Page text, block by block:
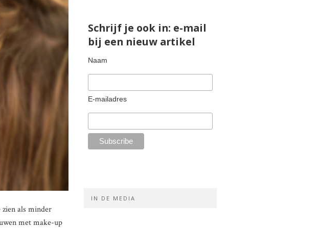
als minder
met make-up
Schrijf je ook in: e-mail
bij een nieuw artikel
Naam
E-mailadres
IN DE MEDIA